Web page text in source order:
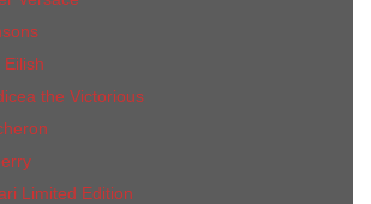
the Victorious
Limited Edition